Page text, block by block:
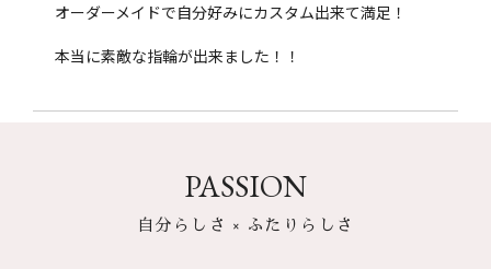
オーダーメイドで自分好みにカスタム出来て満足！
本当に素敵な指輪が出来ました！！
PASSION
自分らしさ × ふたりらしさ